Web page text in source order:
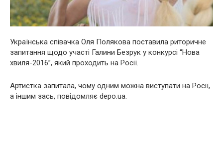
Українська співачка Оля Полякова поставила риторичне
запитання щодо участі Галини Безрук у конкурсі “Нова
хвиля-2016”, який проходить на Росії.
Артистка запитала, чому одним можна виступати на Росії,
а іншим зась, повідомляє depo.ua.